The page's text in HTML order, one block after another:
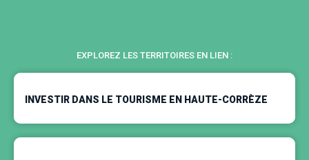
EXPLOREZ LES TERRITOIRES EN LIEN :
INVESTIR DANS LE TOURISME EN HAUTE-CORRÈZE